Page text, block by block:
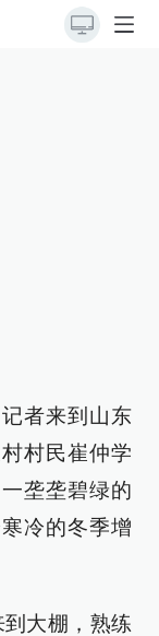
者来到山东
村民崔仲学
垄垄碧绿的
冷的冬季增
大棚，熟练